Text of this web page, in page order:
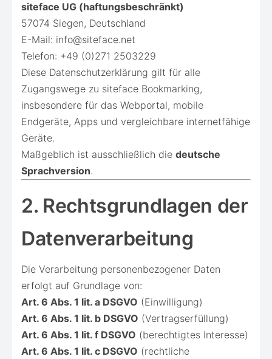
siteface UG (haftungsbeschränkt)
57074 Siegen, Deutschland
E-Mail: info@siteface.net
Telefon: +49 (0)271 2503229
Diese Datenschutzerklärung gilt für alle
Zugangswege zu siteface Bookmarking,
insbesondere für das Webportal, mobile
Endgeräte, Apps und vergleichbare internetfähige
Geräte.
Maßgeblich ist ausschließlich die deutsche
Sprachversion.
2. Rechtsgrundlagen der
Datenverarbeitung
Die Verarbeitung personenbezogener Daten
erfolgt auf Grundlage von:
Art. 6 Abs. 1 lit. a DSGVO (Einwilligung)
Art. 6 Abs. 1 lit. b DSGVO (Vertragserfüllung)
Art. 6 Abs. 1 lit. f DSGVO (berechtigtes Interesse)
Art. 6 Abs. 1 lit. c DSGVO (rechtliche